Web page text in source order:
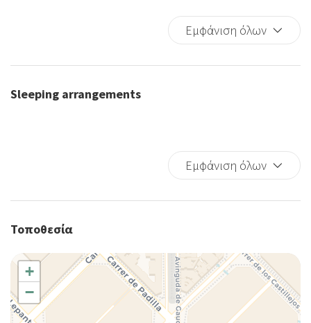
Bed Linen
Bidet
Sofa bed
Kitchen Oven
Microwave
Refrigerator
Wi-Fi
Washer
Εμφάνιση όλων
Sleeping arrangements
Εμφάνιση όλων
Τοποθεσία
+
−